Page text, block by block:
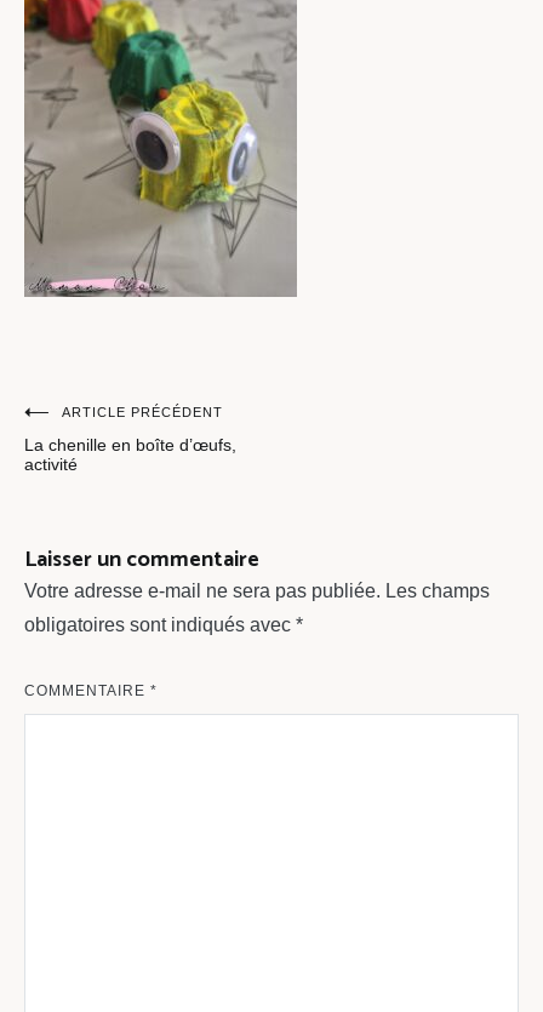
Navigation
de
ARTICLE PRÉCÉDENT
La chenille en boîte d’œufs,
activité
Laisser un commentaire
Votre adresse e-mail ne sera pas publiée. Les champs
obligatoires sont indiqués avec *
COMMENTAIRE *